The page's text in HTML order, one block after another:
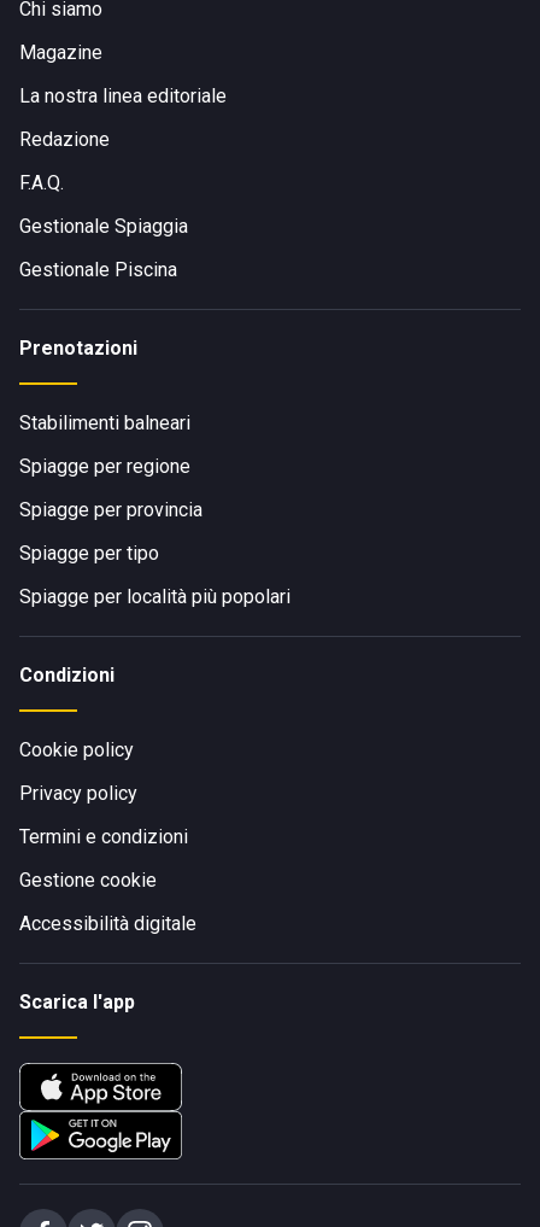
Chi siamo
Magazine
La nostra linea editoriale
Redazione
F.A.Q.
Gestionale Spiaggia
Gestionale Piscina
Prenotazioni
Stabilimenti balneari
Spiagge per regione
Spiagge per provincia
Spiagge per tipo
Spiagge per località più popolari
Condizioni
Cookie policy
Privacy policy
Termini e condizioni
Gestione cookie
Accessibilità digitale
Scarica l'app